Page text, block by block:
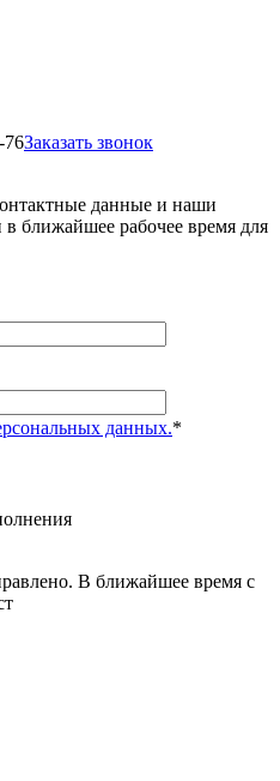
76Заказать звонок
данные и наши
ближайшее рабочее время для
данных.*
В ближайшее время с